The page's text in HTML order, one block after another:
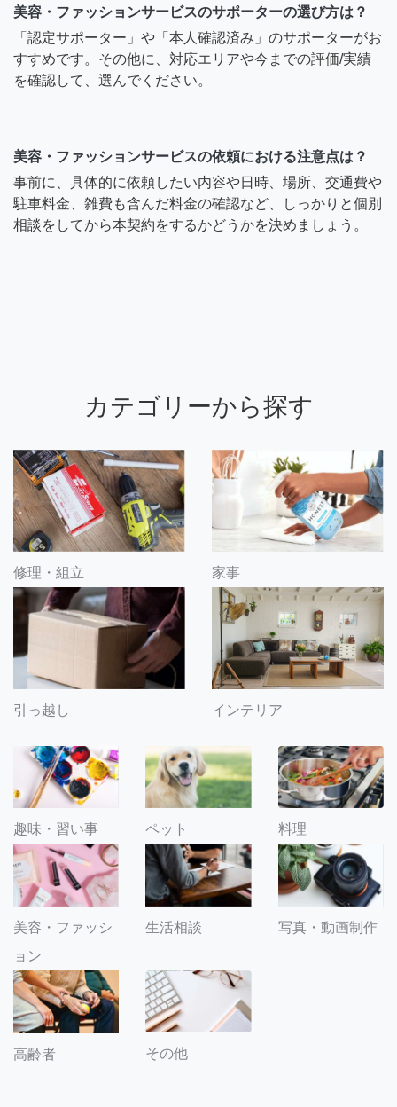
美容・ファッションサービスのサポーターの選び方は？
「認定サポーター」や「本人確認済み」のサポーターがお
すすめです。その他に、対応エリアや今までの評価/実績
を確認して、選んでください。
美容・ファッションサービスの依頼における注意点は？
事前に、具体的に依頼したい内容や日時、場所、交通費や
駐車料金、雑費も含んだ料金の確認など、しっかりと個別
相談をしてから本契約をするかどうかを決めましょう。
カテゴリーから探す
修理・組立 家事
引っ越し インテリア
趣味・習い事 ペット 料理
美容・ファッシ
ョン
生活相談 写真・動画制作
高齢者 その他